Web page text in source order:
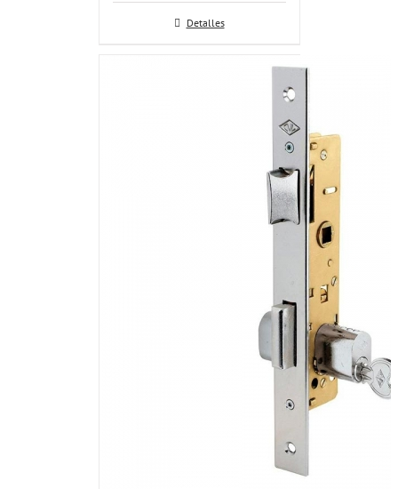
Detalles